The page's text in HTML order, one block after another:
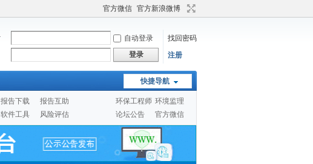
官方微信 官方新浪微博
自动登录
找回密码
登录 注册
快捷导航
报告下载
报告互助
软件工具 风险评估
环保工程师 环境监理
论坛公告
官方微信